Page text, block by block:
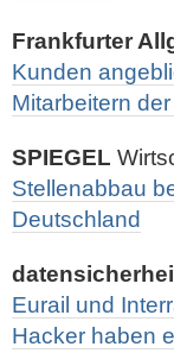
Frankfurter
Kunden
Mitarbeitern
SPIEGEL
Stellenabbau
Deutschland
Eurail und
Hacker haben